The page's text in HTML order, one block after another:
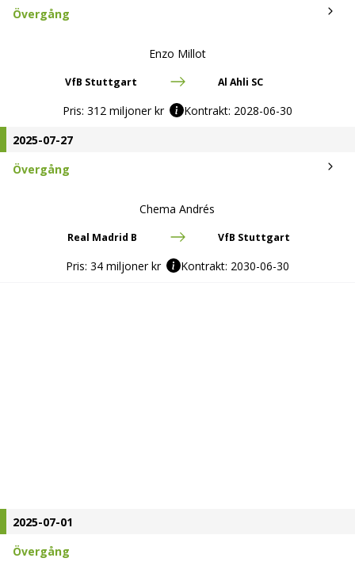
Övergång
Enzo Millot
VfB Stuttgart Al Ahli SC
Pris: 312 miljoner kr Kontrakt: 2028-06-30
2025-07-27
Övergång
Chema Andrés
Real Madrid B VfB Stuttgart
Pris: 34 miljoner kr Kontrakt: 2030-06-30
2025-07-01
Övergång